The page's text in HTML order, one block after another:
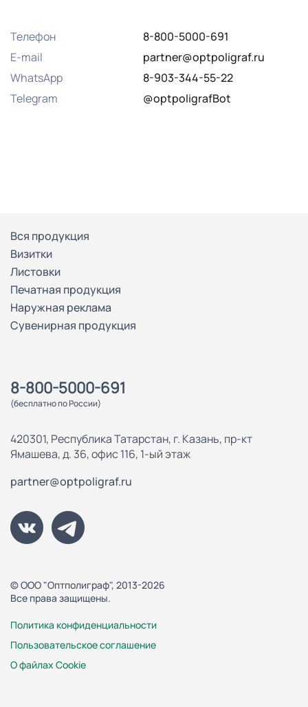
Телефон
8-800-5000-691
E-mail
partner@optpoligraf.ru
WhatsApp
8-903-344-55-22
Telegram
@optpoligrafBot
Вся продукция
Визитки
Листовки
Печатная продукция
Наружная реклама
Сувенирная продукция
8-800-5000-691
(бесплатно по России)
420301, Республика Татарстан, г. Казань, пр-кт
Ямашева, д. 36, офис 116, 1-ый этаж
partner@optpoligraf.ru
© ООО "Оптполиграф", 2013-2026
Все права защищены.
Политика конфиденциальности
Пользовательское соглашение
О файлах Cookie